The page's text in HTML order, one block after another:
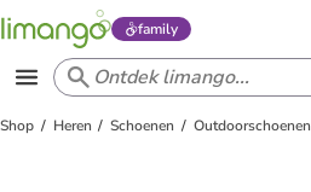
family
Shop Heren Schoenen Outdoorschoenen